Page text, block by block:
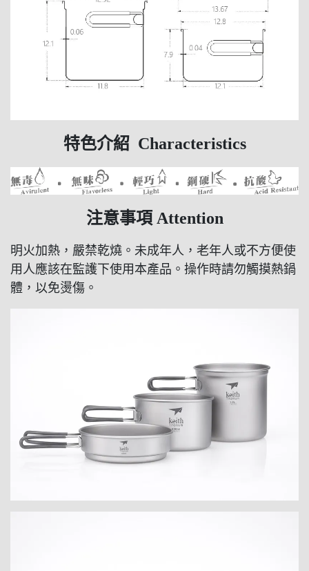
特色介紹 Characteristics
注意事項 Attention
明火加熱，嚴禁乾燒。未成年人，老年人或不方便使
用人應該在監護下使用本產品。操作時請勿觸摸熱鍋
體，以免燙傷。